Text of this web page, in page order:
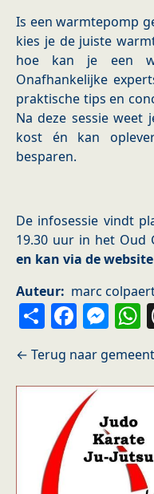
Is een warmtepomp
kies je de juiste
hoe kan je een
Onafhankelijke
praktische tips en
Na deze sessie weet
kost én kan
besparen.
De infosessie vindt
19.30 uur in het Oud
en kan via de
Auteur
marc
Share